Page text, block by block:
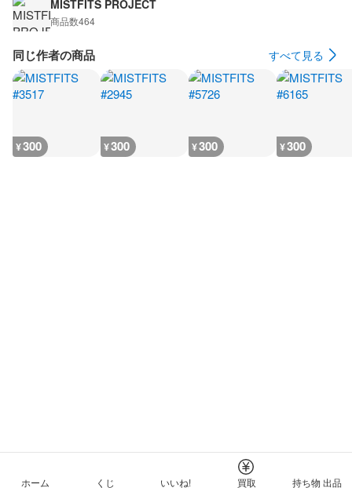
MISTFITS PROJECT
商品数464
同じ作者の商品 すべて見る
¥300 ¥300 ¥300 ¥300
ホーム くじ いいね! 買取 持ち物 出品